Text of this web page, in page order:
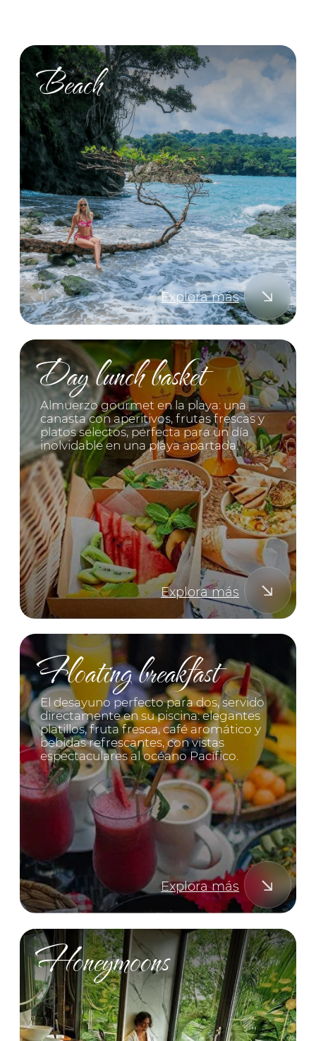
Explora más
Explora más
Ocean club
Activities
Explora más
Offers
Guest reviews
La escapada perfecta
comienza aquí.
La elección de confianza de viajeros de todo
el mundo; nos encanta leer sus emotivas
reseñas y sinceras palabras de
agradecimiento.